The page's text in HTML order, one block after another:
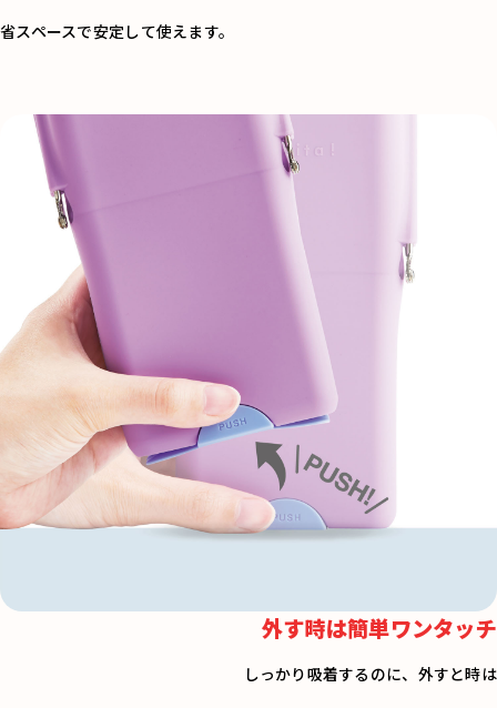
省スペースで安定して使えます。
外す時は簡単ワンタッチ
しっかり吸着するのに、外すと時は